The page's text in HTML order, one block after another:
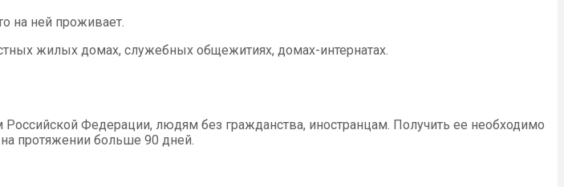
на ней проживает.
жилых домах, служебных общежитиях, домах-интернатах.
Федерации, людям без гражданства, иностранцам. Получить ее необходимо
на протяжении больше 90 дней.